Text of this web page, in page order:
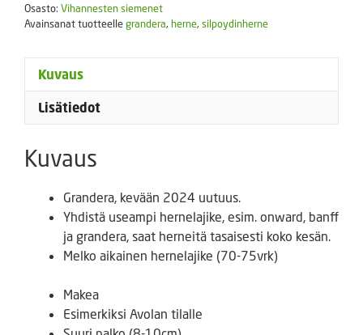
Osasto: Vihannesten siemenet
Avainsanat tuotteellegrandera, herne, silpoydinherne
Kuvaus
Lisätiedot
Kuvaus
Grandera, kevään 2024 uutuus.
Yhdistä useampi hernelajike, esim. onward, banff
ja grandera, saat herneitä tasaisesti koko kesän.
Melko aikainen hernelajike (70-75vrk)
Makea
Esimerkiksi Avolan tilalle